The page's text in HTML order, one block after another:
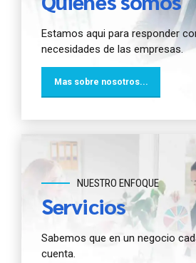
Estamos aqui para responder
necesidades de las empresas.
Mas sobre nosotros...
NUESTRO ENFOQUE
Servicios
Sabemos que en un negocio
cuenta.